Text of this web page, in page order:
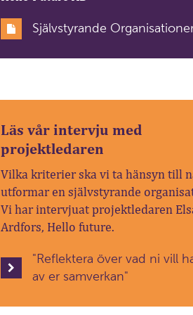
Självstyrande
Läs vår intervju med
projektledaren
Vilka kriterier ska vi ta hänsyn till
utformar en självstyrande
Vi har intervjuat projektledaren
Ardfors, Hello future.
"Reflektera över vad ni vill
av er samverkan"